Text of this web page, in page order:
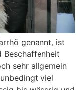
genannt, ist
Beschaffenheit
sehr allgemein
viel